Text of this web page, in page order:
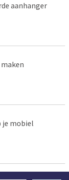
aanhanger
mobiel